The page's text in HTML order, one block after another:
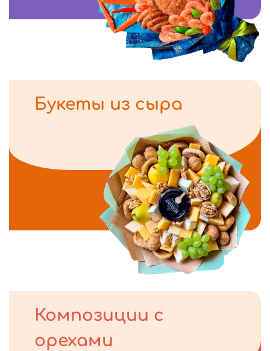
Букеты из сыра
Композиции с
орехами